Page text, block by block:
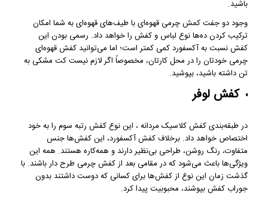
باشید.
وجود دو جفت کمش چرمی قهوه‌ای با طیف‌های قهوه‌ای به شما امکان
ترکیب کردن ده‌ها نوع لباس و کفش را خواهد داد. رسمی بودن این
کفش نسبت به آکسفورد کمی کمتر است؛ اما می‌توانید کفش قهوه‌ای
چرمی خودتان را در محل کارتان، مخصوصاً اگر لازم نیست کت مشکی به
تن داشته باشید، بپوشید.
کفش لوفر
در طبقه‌بندی کفش کلاسیک مردانه ، این نوع کفش‌ رتبه سوم را به خود
اختصاص خواهد داد. برخلاف کفش آکسفورد، این کفش‌ها جنس
متفاوت، رنگ روشن، طراحی بی‌نظیر دارند و همه‌کاره هستند. همه این
ویژگی‌ها باعث می‌شود که در مقامی بعد از کفش چرمی طرح دار باشند. با
گذشت زمان این نوع از کفش‌ها برای کسانی که دوست داشتند بدون
جوراب کفش بپوشند، محبوبیت پیدا کرد.